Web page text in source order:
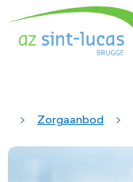
Zorgaanbod